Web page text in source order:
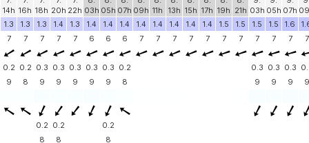
14h 16h 18h 20h 22h 03h 05h 07h 09h 11h
13h 15h 17h 19h 21h 03h 05h 07h
1.3
1.3 1.3 1.4 1.3 1.4 1.4 1.4 1.4 1.4 1.4 1.4 1.4 1.5 1.5 1.5 1.5 1.6
7
7 7 7 7 6 6 6 7 7 7 7 7 7 7 7 7 7 7
0.2 0.2 0.3 0.3 0.3 0.3 0.3 0.2 0.3 0.3 0.3
9
8 9 9 9 9 9 8 9 9 9 9
0.2 0.2
0.2
8
8 8